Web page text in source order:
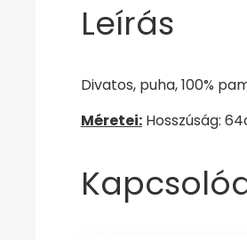
Leírás
Divatos, puha, 100%
Méretei:Hosszúság: